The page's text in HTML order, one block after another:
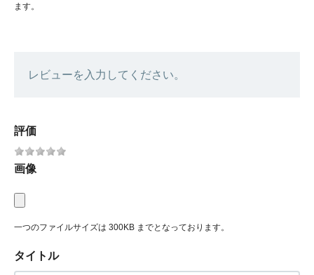
ます。
レビューを入力してください。
評価
画像
一つのファイルサイズは 300KB までとなっております。
タイトル